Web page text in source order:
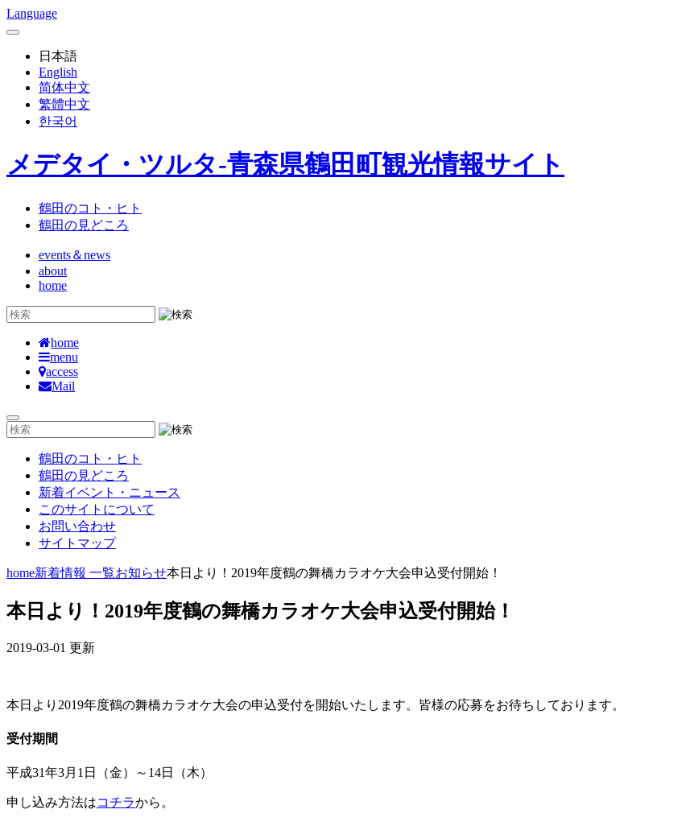
Language
日本語
English
简体中文
繁體中文
한국어
メデタイ・ツルタ-青森県鶴田町観光情報サイト
鶴田のコト・ヒト
鶴田の見どころ
events＆news
about
home
home
menu
access
Mail
鶴田のコト・ヒト
鶴田の見どころ
新着イベント・ニュース
このサイトについて
お問い合わせ
サイトマップ
home新着情報 一覧お知らせ本日より！2019年度鶴の舞橋カラオケ大会申込受付開始！
本日より！2019年度鶴の舞橋カラオケ大会申込受付開始！
2019-03-01 更新
本日より2019年度鶴の舞橋カラオケ大会の申込受付を開始いたします。皆様の応募をお待ちしております。
受付期間
平成31年3月1日（金）～14日（木）
申し込み方法はコチラから。